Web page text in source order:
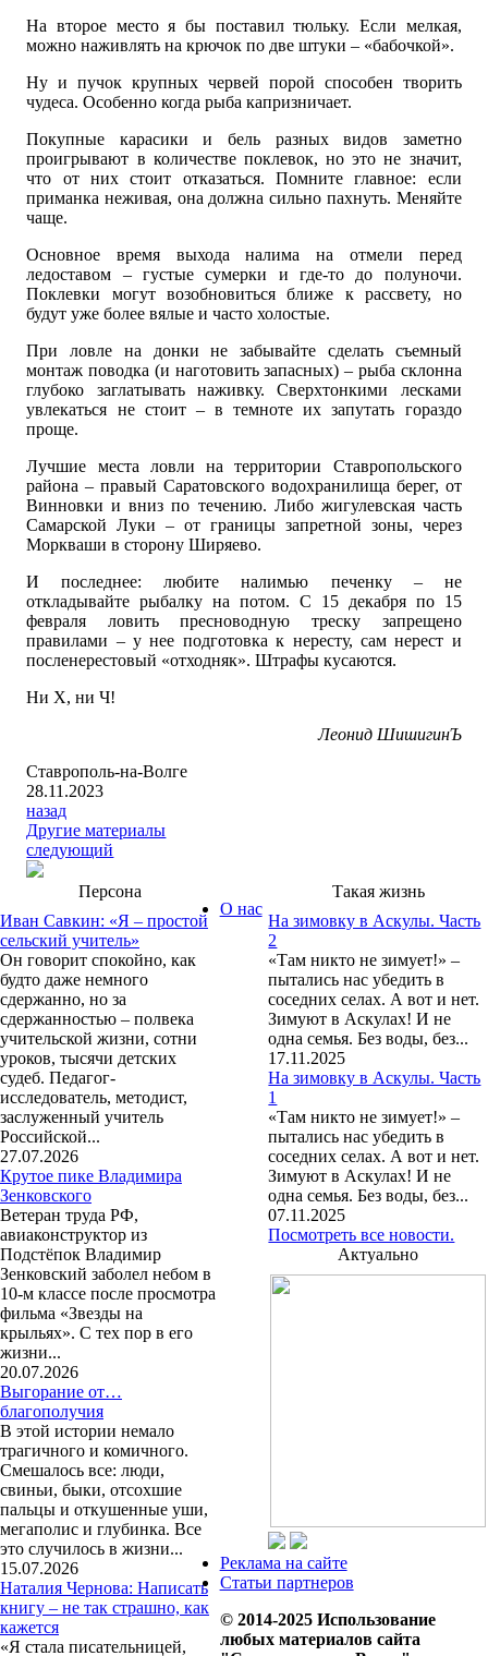
На второе место я бы поставил тюльку. Если мелкая,
можно наживлять на крючок по две штуки – «бабочкой».
Ну и пучок крупных червей порой способен творить
чудеса. Особенно когда рыба капризничает.
Покупные карасики и бель разных видов заметно
проигрывают в количестве поклевок, но это не значит,
что от них стоит отказаться. Помните главное: если
приманка неживая, она должна сильно пахнуть. Меняйте
чаще.
Основное время выхода налима на отмели перед
ледоставом – густые сумерки и где-то до полуночи.
Поклевки могут возобновиться ближе к рассвету, но
будут уже более вялые и часто холостые.
При ловле на донки не забывайте сделать съемный
монтаж поводка (и наготовить запасных) – рыба склонна
глубоко заглатывать наживку. Сверхтонкими лесками
увлекаться не стоит – в темноте их запутать гораздо
проще.
Лучшие места ловли на территории Ставропольского
района – правый Саратовского водохранилища берег, от
Винновки и вниз по течению. Либо жигулевская часть
Самарской Луки – от границы запретной зоны, через
Моркваши в сторону Ширяево.
И последнее: любите налимью печенку – не
откладывайте рыбалку на потом. С 15 декабря по 15
февраля ловить пресноводную треску запрещено
правилами – у нее подготовка к нересту, сам нерест и
посленерестовый «отходняк». Штрафы кусаются.
Ни Х, ни Ч!
Леонид ШишигинЪ
Ставрополь-на-Волге
28.11.2023
назад
Другие материалы
следующий
Персона
Иван Савкин: «Я – простой
сельский учитель»
Он говорит спокойно, как
будто даже немного
сдержанно, но за
сдержанностью – полвека
учительской жизни, сотни
уроков, тысячи детских
судеб. Педагог-
исследователь, методист,
заслуженный учитель
Российской...
27.07.2026
Крутое пике Владимира
Зенковского
Ветеран труда РФ,
авиаконструктор из
Подстёпок Владимир
Зенковский заболел небом в
10-м классе после просмотра
фильма «Звезды на
крыльях». С тех пор в его
жизни...
20.07.2026
Выгорание от…
благополучия
В этой истории немало
трагичного и комичного.
Смешалось все: люди,
свиньи, быки, отсохшие
пальцы и откушенные уши,
мегаполис и глубинка. Все
это случилось в жизни...
15.07.2026
Наталия Чернова: Написать
книгу – не так страшно, как
кажется
«Я стала писательницей,
Такая жизнь
На зимовку в Аскулы. Часть
2
«Там никто не зимует!» –
пытались нас убедить в
соседних селах. А вот и нет.
Зимуют в Аскулах! И не
одна семья. Без воды, без...
17.11.2025
На зимовку в Аскулы. Часть
1
«Там никто не зимует!» –
пытались нас убедить в
соседних селах. А вот и нет.
Зимуют в Аскулах! И не
одна семья. Без воды, без...
07.11.2025
Посмотреть все новости.
Актуально
О нас
Реклама на сайте
Статьи партнеров
© 2014-2025 Использование
любых материалов сайта